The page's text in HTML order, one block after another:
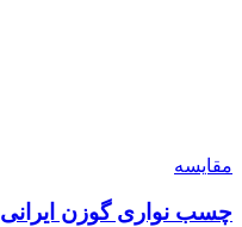
مقایسه
چسب نواری گوزن ایرانی